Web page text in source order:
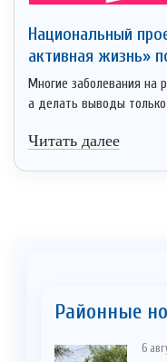
Национальный
активная жизнь»
Многие заболевания на
а делать выводы только
Читать далее
Районные
6